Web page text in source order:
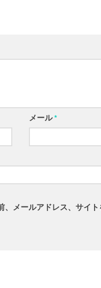
メール*
メールアドレス、サイト